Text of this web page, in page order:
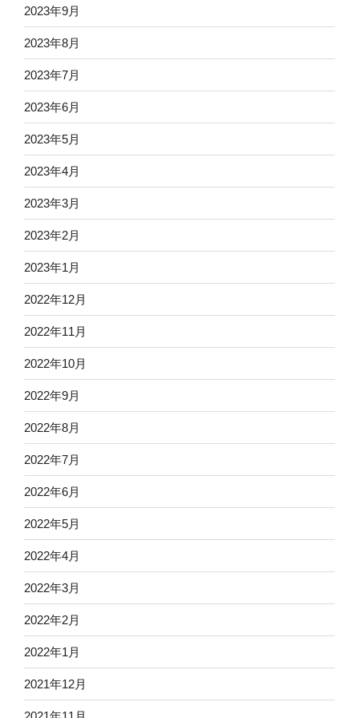
2023年9月
2023年8月
2023年7月
2023年6月
2023年5月
2023年4月
2023年3月
2023年2月
2023年1月
2022年12月
2022年11月
2022年10月
2022年9月
2022年8月
2022年7月
2022年6月
2022年5月
2022年4月
2022年3月
2022年2月
2022年1月
2021年12月